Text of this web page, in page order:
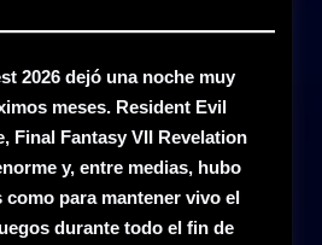
2026 dejó una noche muy
meses. Resident Evil
Final Fantasy VII Revelation
y, entre medias, hubo
para mantener vivo el
durante todo el fin de